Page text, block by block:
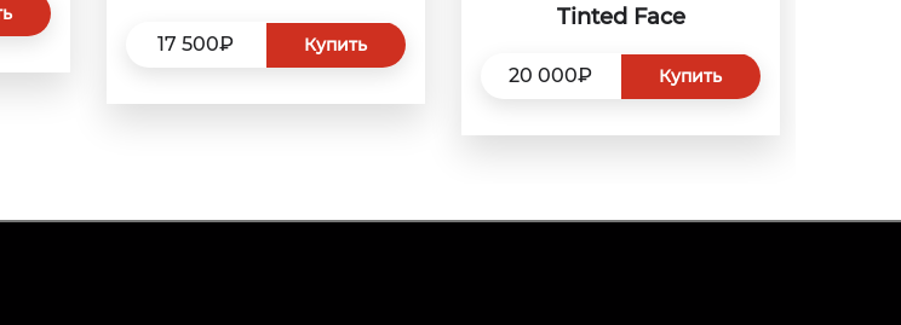
17 500₽ Купить
Tinted Face
20 000₽ Купить